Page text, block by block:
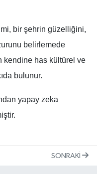
bir şehrin güzelliğini,
belirlemede
kendine has kültürel ve
bulunur.
yapay zeka
SONRAKI